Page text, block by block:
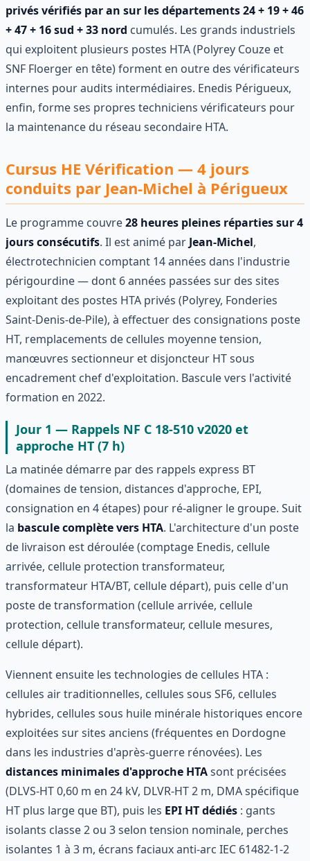
privés vérifiés par an sur les départements 24 + 19 + 46
+ 47 + 16 sud + 33 nord cumulés. Les grands industriels
qui exploitent plusieurs postes HTA (Polyrey Couze et
SNF Floerger en tête) forment en outre des vérificateurs
internes pour audits intermédiaires. Enedis Périgueux,
enfin, forme ses propres techniciens vérificateurs pour
la maintenance du réseau secondaire HTA.
Cursus HE Vérification — 4 jours
conduits par Jean-Michel à Périgueux
Le programme couvre28 heures pleines réparties sur 4
jours consécutifs. Il est animé par Jean-Michel,
électrotechnicien comptant 14 années dans l'industrie
périgourdine — dont 6 années passées sur des sites
exploitant des postes HTA privés (Polyrey, Fonderies
Saint-Denis-de-Pile), à effectuer des consignations poste
HT, remplacements de cellules moyenne tension,
manœuvres sectionneur et disjoncteur HT sous
encadrement chef d'exploitation. Bascule vers l'activité
formation en 2022.
Jour 1 — Rappels NF C 18-510 v2020 et
approche HT (7 h)
La matinée démarre par des rappels express BT
(domaines de tension, distances d'approche, EPI,
consignation en 4 étapes) pour ré-aligner le groupe. Suit
la bascule complète vers HTA. L'architecture d'un poste
de livraison est déroulée (comptage Enedis, cellule
arrivée, cellule protection transformateur,
transformateur HTA/BT, cellule départ), puis celle d'un
poste de transformation (cellule arrivée, cellule
protection, cellule transformateur, cellule mesures,
cellule départ).
Viennent ensuite les technologies de cellules HTA :
cellules air traditionnelles, cellules sous SF6, cellules
hybrides, cellules sous huile minérale historiques encore
exploitées sur sites anciens (fréquentes en Dordogne
dans les industries d'après-guerre rénovées). Les
distances minimales d'approche HTAsont précisées
(DLVS-HT 0,60 m en 24 kV, DLVR-HT 2 m, DMA spécifique
HT plus large que BT), puis les EPI HT dédiés : gants
isolants classe 2 ou 3 selon tension nominale, perches
isolantes 1 à 3 m, écrans faciaux anti-arc IEC 61482-1-2